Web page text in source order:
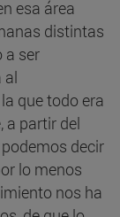
esa área
distintas
a ser
al
que todo era
a partir del
decir
lo menos
nos ha